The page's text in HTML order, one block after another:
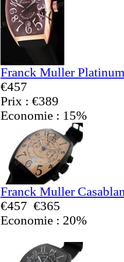
Franck Muller
€457
Prix : €389
Economie : 15%
Franck Muller
€457 €365
Economie : 20%